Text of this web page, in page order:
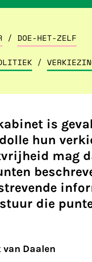
/ DOE-HET-ZELF
/
is
hun
mag
stuur die
van Daalen